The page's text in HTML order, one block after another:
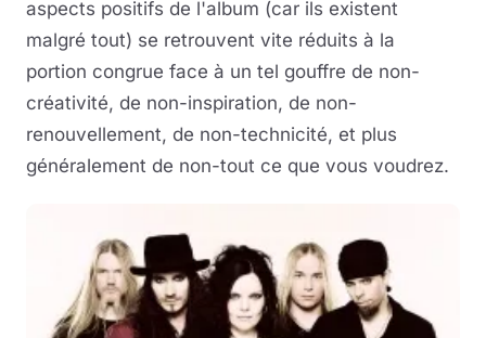
aspects positifs de l'album (car ils existent
malgré tout) se retrouvent vite réduits à la
portion congrue face à un tel gouffre de non-
créativité, de non-inspiration, de non-
renouvellement, de non-technicité, et plus
généralement de non-tout ce que vous voudrez.